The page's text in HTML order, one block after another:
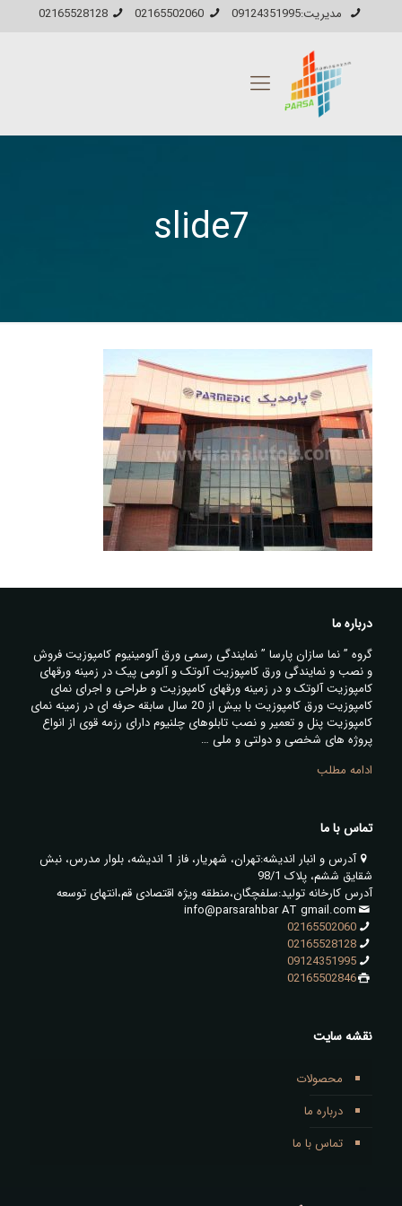
مدیریت:09124351995 02165502060
02165528128
slide7
درباره ما
گروه ” نما سازان پارسا ” نمایندگی رسمی ورق آلومینیوم کامپوزیت فروش
و نصب و نمایندگی ورق کامپوزیت آلوتک و آلومی پیک در زمینه ورقهای
کامپوزیت آلوتک و در زمینه ورقهای کامپوزیت و طراحی و اجرای نمای
کامپوزیت ورق کامپوزیت با بیش از 20 سال سابقه حرفه ای در زمینه نمای
کامپوزیت پنل و تعمیر و نصب تابلوهای چلنیوم دارای رزمه قوی از انواع
پروژه های شخصی و دولتی و ملی …
ادامه مطلب
تماس با ما
آدرس و انبار اندیشه:تهران، شهریار، فاز 1 اندیشه، بلوار مدرس، نبش
شقایق ششم، پلاک 98/1
آدرس کارخانه تولید:سلفچگان،منطقه ویژه اقتصادی قم،انتهای توسعه
info@parsarahbar AT gmail.com
02165502060
02165528128
09124351995
02165502846
نقشه سایت
محصولات
درباره ما
تماس با ما